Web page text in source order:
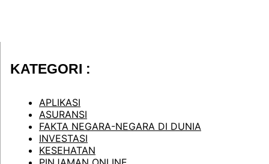
KATEGORI :
APLIKASI
ASURANSI
FAKTA NEGARA-NEGARA DI DUNIA
INVESTASI
KESEHATAN